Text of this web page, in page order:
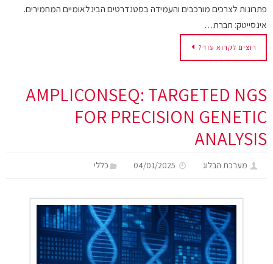
פתרונות לצרכים מורכבים והעמידה בסטנדרטים הבינלאומיים המחמירים.
אינסייטק: חברת…
רוצים לקרוא עוד?
AMPLICONSEQ: TARGETED NGS
FOR PRECISION GENETIC
ANALYSIS
מערכת הבלוג 04/01/2025 כללי